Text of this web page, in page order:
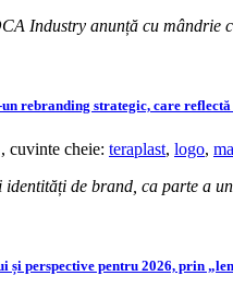
Industry anunță cu mândrie
rebranding strategic, care
, cuvinte cheie: teraplast, logo,
de brand, ca parte a
perspective pentru 2026, prin